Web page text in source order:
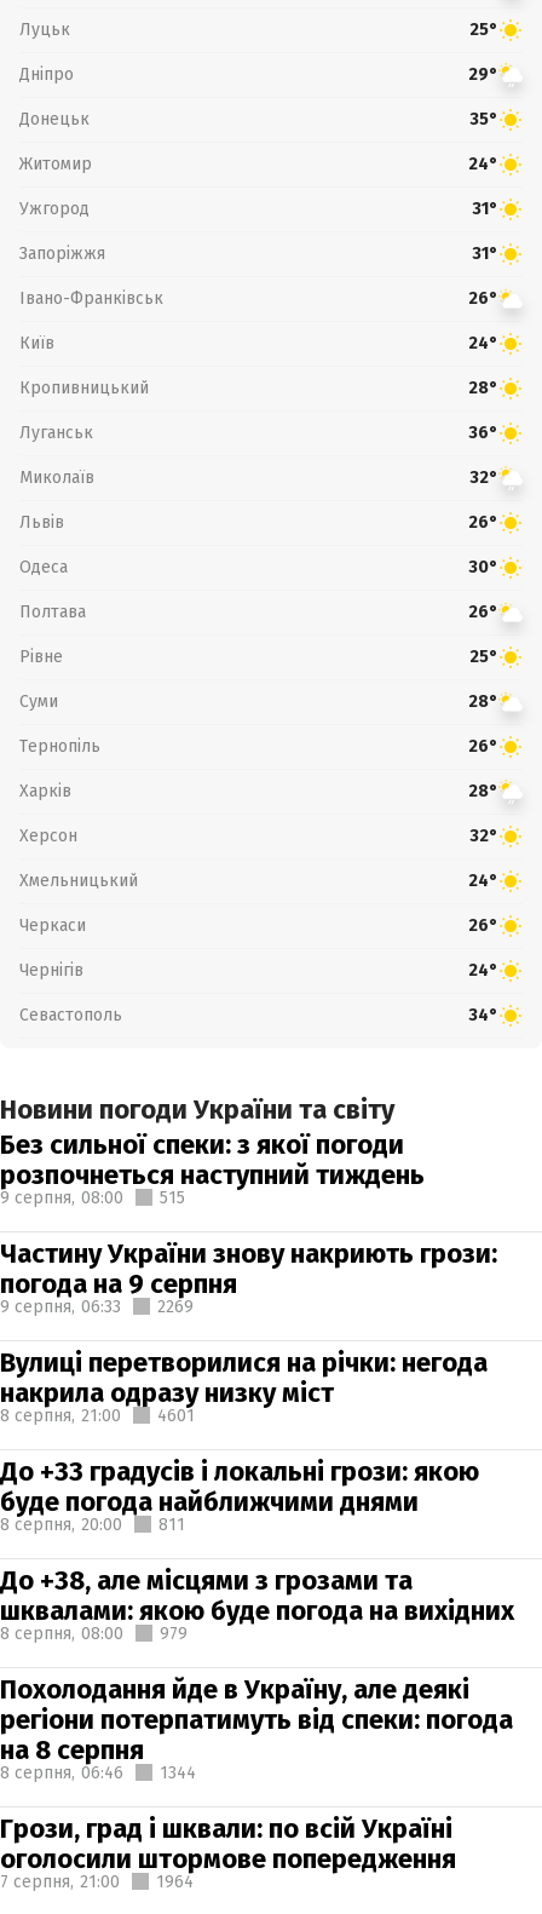
Луцьк 25°
Дніпро 29°
Донецьк 35°
Житомир 24°
Ужгород 31°
Запоріжжя 31°
Івано-Франківськ 26°
Київ 24°
Кропивницький 28°
Луганськ 36°
Миколаїв 32°
Львів 26°
Одеса 30°
Полтава 26°
Рівне 25°
Суми 28°
Тернопіль 26°
Харків 28°
Херсон 32°
Хмельницький 24°
Черкаси 26°
Чернігів 24°
Севастополь 34°
Новини погоди України та світу
Без сильної спеки: з якої погоди
розпочнеться наступний тиждень
9 серпня, 08:00 515
Частину України знову накриють грози:
погода на 9 серпня
9 серпня, 06:33 2269
Вулиці перетворилися на річки: негода
накрила одразу низку міст
8 серпня, 21:00 4601
До +33 градусів і локальні грози: якою
буде погода найближчими днями
8 серпня, 20:00 811
До +38, але місцями з грозами та
шквалами: якою буде погода на вихідних
8 серпня, 08:00 979
Похолодання йде в Україну, але деякі
регіони потерпатимуть від спеки: погода
на 8 серпня
8 серпня, 06:46 1344
Грози, град і шквали: по всій Україні
оголосили штормове попередження
7 серпня, 21:00 1964